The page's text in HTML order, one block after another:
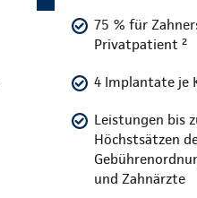
75 % für
Privatpatient ²
4 Implantate je
Leistungen bis
Höchstsätzen
und Zahnärzte